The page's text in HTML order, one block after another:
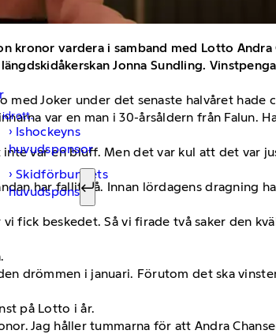
idrott.
Ishockeyns
huvudsponsor
Skidförbundets
huvudsponsor
Sök efter:
Sök
vardera i samband med Lotto Andra
Jonna Sundling.
Joker under det senaste halvåret hade
var en man i 30-årsåldern från Falun.
var en bluff. Men det var kul att det var
har fallit på. Innan lördagens dragning
fick beskedet. Så vi firade två saker den
drömmen i januari. Förutom det ska
på Lotto i år.
Jag håller tummarna för att Andra